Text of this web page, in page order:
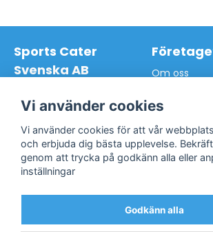
Sports Cater
Svenska AB
145 63 Norsborg
Org.nr: 559024-7762
Mail:
info@sportscater.se
Om oss
Vår vision
Registrera
Glömt
Support
Allmänna villkor
Kontakta oss
Twitter
Vi använder cookies
Vi använder cookies för att vår
och erbjuda dig bästa upplevelse.
genom att trycka på godkänn alla eller
inställningar
Godkänn alla